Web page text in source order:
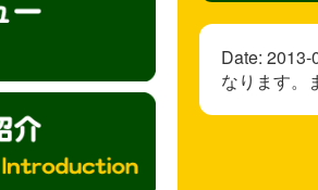
Date:
なります。